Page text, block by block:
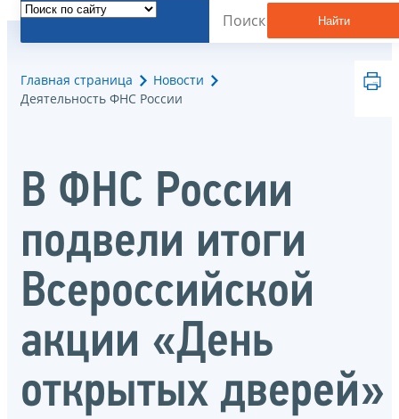
Найти
Главная страница
Новости
Деятельность ФНС России
В ФНС России
подвели итоги
Всероссийской
акции «День
открытых дверей»